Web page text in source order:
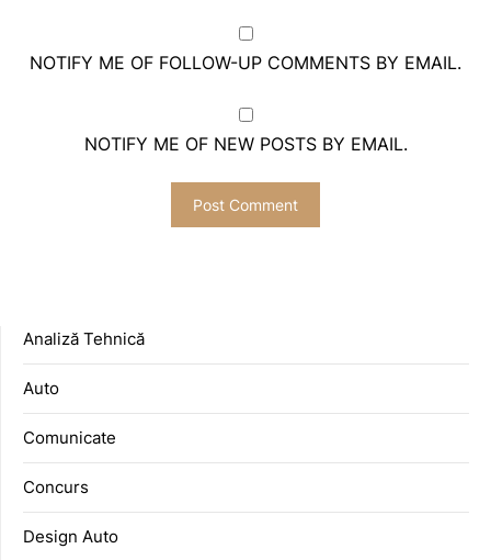
NOTIFY ME OF FOLLOW-UP COMMENTS BY EMAIL.
NOTIFY ME OF NEW POSTS BY EMAIL.
Analiză Tehnică
Auto
Comunicate
Concurs
Design Auto